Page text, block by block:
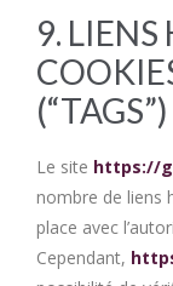
9. LIENS
Le site https://
nombre de liens
place avec
Cependant,